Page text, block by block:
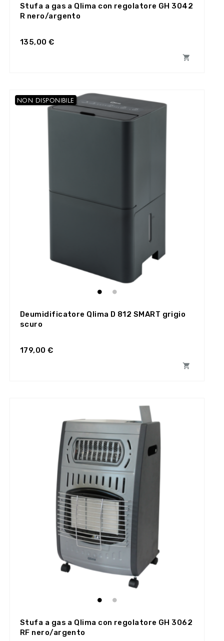
Stufa a gas a Qlima con regolatore GH 3042
R nero/argento
135,00 €

NON DISPONIBILE
Deumidificatore Qlima D 812 SMART grigio
scuro
179,00 €

Stufa a gas a Qlima con regolatore GH 3062
RF nero/argento